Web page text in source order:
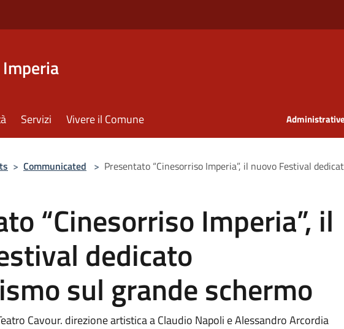
Servizi Vivere il Comune
> Communicated > Presentato “Cinesorriso Imperia”, il nuovo Festival
“Cinesorriso Imperia”, il
dedicato
sul grande schermo
Cavour. direzione artistica a Claudio Napoli e Alessandro Arcordia